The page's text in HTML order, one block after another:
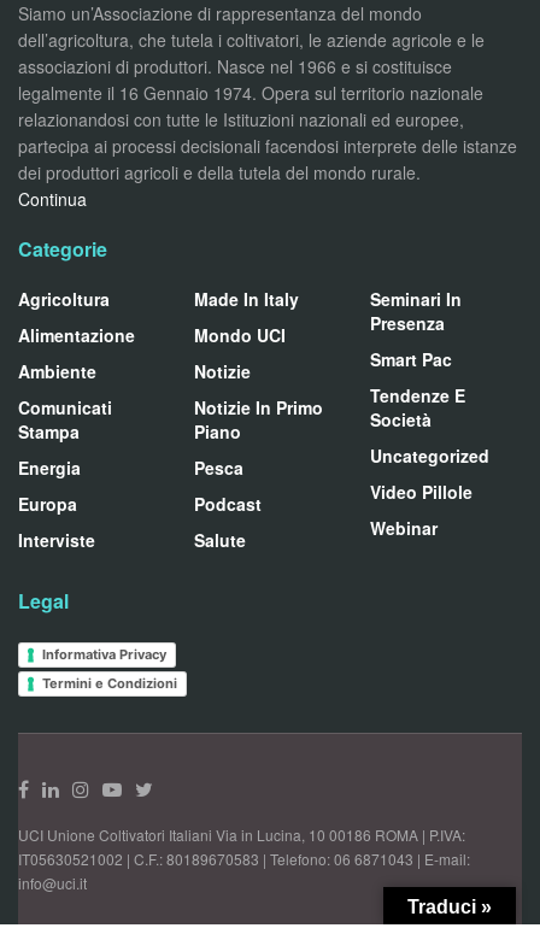
Siamo un’Associazione di rappresentanza del mondo
dell’agricoltura, che tutela i coltivatori, le aziende agricole e le
associazioni di produttori. Nasce nel 1966 e si costituisce
legalmente il 16 Gennaio 1974. Opera sul territorio nazionale
relazionandosi con tutte le Istituzioni nazionali ed europee,
partecipa ai processi decisionali facendosi interprete delle istanze
dei produttori agricoli e della tutela del mondo rurale.
Continua
Categorie
Agricoltura
Alimentazione
Ambiente
Comunicati
Stampa
Energia
Europa
Interviste
Made In Italy
Mondo UCI
Notizie
Notizie In Primo
Piano
Pesca
Podcast
Salute
Seminari In
Presenza
Smart Pac
Tendenze E
Società
Uncategorized
Video Pillole
Webinar
Legal
Informativa Privacy
Termini e Condizioni
UCI Unione Coltivatori Italiani Via in Lucina, 10 00186 ROMA | P.IVA:
IT05630521002 | C.F.: 80189670583 | Telefono: 06 6871043 | E-mail:
info@uci.it
Traduci »